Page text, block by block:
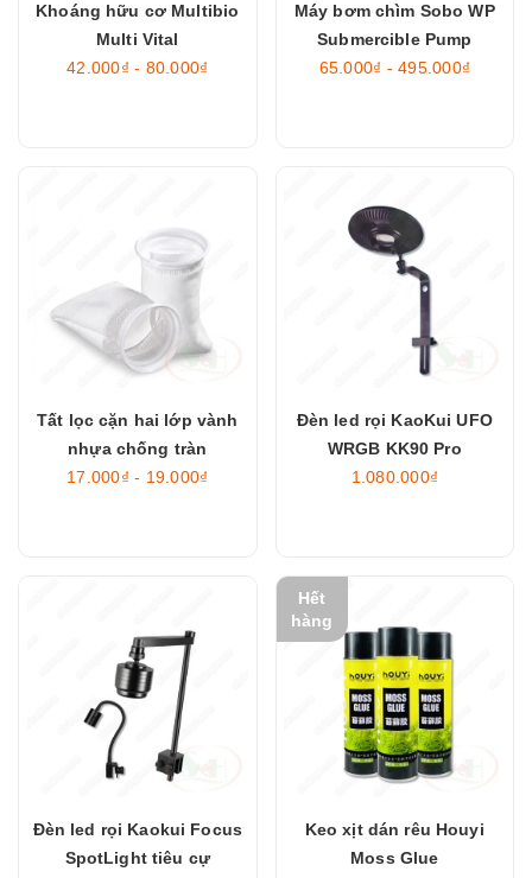
Khoáng hữu cơ Multibio
Multi Vital
42.000₫ - 80.000₫
Máy bơm chìm Sobo WP
Submercible Pump
65.000₫ - 495.000₫
Tất lọc cặn hai lớp vành
nhựa chống tràn
17.000₫ - 19.000₫
Đèn led rọi KaoKui UFO
WRGB KK90 Pro
1.080.000₫
Đèn led rọi Kaokui Focus
SpotLight tiêu cự
Hết
hàng
Keo xịt dán rêu Houyi
Moss Glue